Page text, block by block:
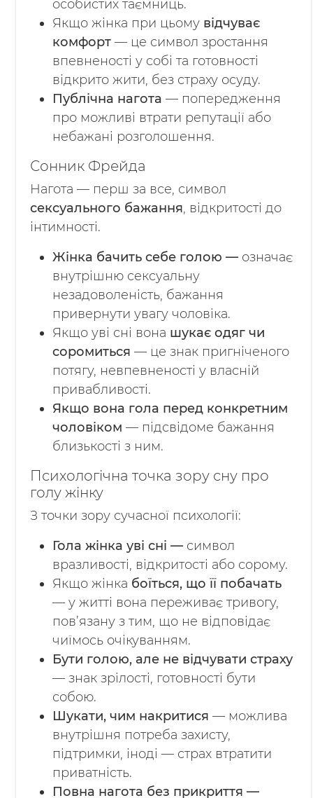
особистих таємниць.
Якщо жінка при цьому відчуває
комфорт — це символ зростання
впевненості у собі та готовності
відкрито жити, без страху осуду.
Публічна нагота — попередження
про можливі втрати репутації або
небажані розголошення.
Сонник Фрейда
Нагота — перш за все, символ
сексуального бажання, відкритості до
інтимності.
Жінка бачить себе голою — означає
внутрішню сексуальну
незадоволеність, бажання
привернути увагу чоловіка.
Якщо уві сні вона шукає одяг чи
соромиться — це знак пригніченого
потягу, невпевненості у власній
привабливості.
Якщо вона гола перед конкретним
чоловіком — підсвідоме бажання
близькості з ним.
Психологічна точка зору сну про
голу жінку
З точки зору сучасної психології:
Гола жінка уві сні — символ
вразливості, відкритості або сорому.
Якщо жінка боїться, що її побачать
— у житті вона переживає тривогу,
пов’язану з тим, що не відповідає
чиїмось очікуванням.
Бути голою, але не відчувати страху
— знак зрілості, готовності бути
собою.
Шукати, чим накритися — можлива
внутрішня потреба захисту,
підтримки, іноді — страх втратити
приватність.
Повна нагота без прикриття —